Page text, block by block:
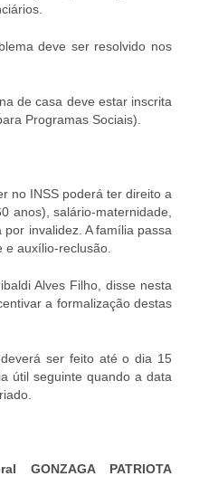
deve ser resolvido nos
de casa deve estar inscrita
Programas Sociais).
no INSS poderá ter direito a
anos), salário-maternidade,
invalidez. A família passa
auxílio-reclusão.
Alves Filho, disse nesta
a formalização destas
ser feito até o dia 15
útil seguinte quando a data
GONZAGA PATRIOTA